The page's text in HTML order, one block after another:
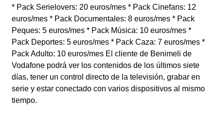
* Pack Serielovers: 20 euros/mes * Pack Cinefans: 12
euros/mes * Pack Documentales: 8 euros/mes * Pack
Peques: 5 euros/mes * Pack Música: 10 euros/mes *
Pack Deportes: 5 euros/mes * Pack Caza: 7 euros/mes *
Pack Adulto: 10 euros/mes El cliente de Benimeli de
Vodafone podrá ver los contenidos de los últimos siete
días, tener un control directo de la televisión, grabar en
serie y estar conectado con varios dispositivos al mismo
tiempo.